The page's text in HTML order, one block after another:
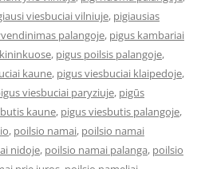
viesbuciai vilniuje, pigiausias
palangoje, pigus kambariai
, pigus poilsis palangoje,
kaune, pigus viesbuciai klaipedoje,
viesbuciai paryziuje, pigūs
kaune, pigus viesbutis palangoje,
, poilsio namai, poilsio namai
nidoje, poilsio namai palanga, poilsio